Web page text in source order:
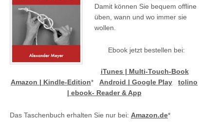
Damit können Sie bequem offline
üben, wann und wo immer sie
wollen.
Ebook jetzt bestellen bei:
iTunes | Multi-Touch-Book
Amazon | Kindle-Edition* Android | Google Play
tolino
| ebook- Reader & App
Das Taschenbuch erhalten Sie nur bei: Amazon.de*